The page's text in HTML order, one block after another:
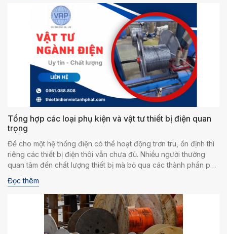
hàng đầu trên thị trường. Bài viết dưới đây chúng tôi sẽ cung
cấp thông tin chi tiết hơn về sản phẩm và dịch vụ gia công để
bạn tham khảo thêm.
Tổng hợp các loại phụ kiện và vật tư thiết bị điện quan
trọng
Để cho một hệ thống điện có thể hoạt động trơn tru, ổn định thì
riêng các thiết bị điện thôi vẫn chưa đủ. Nhiều người thường
quan tâm đến chất lượng thiết bị mà bỏ qua các thành phần phụ
nhưng không kém phần quan trọng khác, điển hình là các món
phụ kiện, vật tư đi kèm.
Đọc thêm